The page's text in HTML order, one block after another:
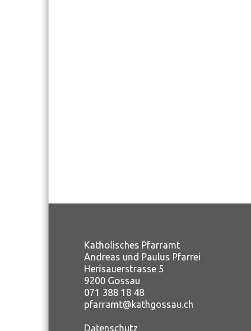
Katholisches Pfarramt
Andreas und Paulus Pfarrei
Herisauerstrasse 5
9200 Gossau
071 388 18 48
pfarramt@kathgossau.ch
Datenschutz